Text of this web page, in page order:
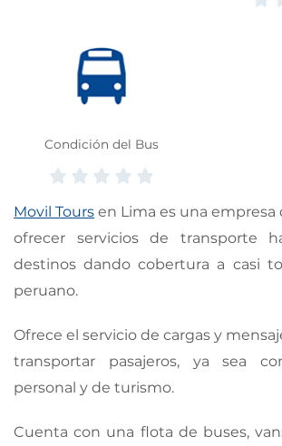
Condición del Bus
Movil Tours en Lima es una empresa
ofrecer servicios de transporte
destinos dando cobertura a casi
peruano.
Ofrece el servicio de cargas y
transportar pasajeros, ya sea
personal y de turismo.
Cuenta con una flota de buses,